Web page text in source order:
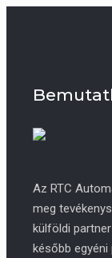
Az RTC
meg
külföldi
később